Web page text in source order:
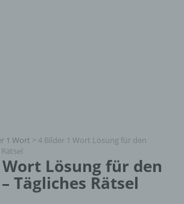
1 Wort > 4 Bilder 1 Wort Lösung für den
Lösung für den
Tägliches Rätsel